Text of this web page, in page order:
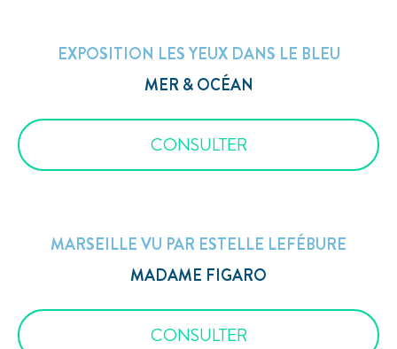
EXPOSITION LES YEUX DANS LE BLEU
MER & OCÉAN
CONSULTER
MARSEILLE VU PAR ESTELLE LEFÉBURE
MADAME FIGARO
CONSULTER